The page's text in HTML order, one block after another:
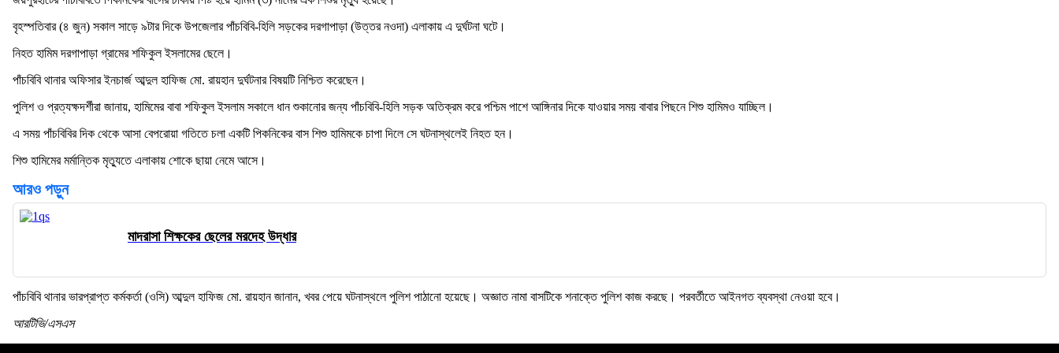
বৃহস্পতিবার (৪ জুন) সকাল সাড়ে ৯টার দিকে উপজেলার পাঁচবিবি-হিলি সড়কের দরগাপাড়া (উত্তর নওদা) এলাকায় এ দুর্ঘটনা ঘটে।
নিহত হামিম দরগাপাড়া গ্রামের শফিকুল ইসলামের ছেলে।
পাঁচবিবি থানার অফিসার ইনচার্জ আব্দুল হাফিজ মো. রায়হান দুর্ঘটনার বিষয়টি নিশ্চিত করেছেন।
পুলিশ ও প্রত্যক্ষদর্শীরা জানায়, হামিমের বাবা শফিকুল ইসলাম সকালে ধান শুকানোর জন্য পাঁচবিবি-হিলি সড়ক অতিক্রম করে পশ্চিম পাশে আঙ্গিনার দিকে যাওয়ার সময় বাবার পিছনে শিশু হামিমও যাচ্ছিল।
এ সময় পাঁচবিবির দিক থেকে আসা বেপরোয়া গতিতে চলা একটি পিকনিকের বাস শিশু হামিমকে চাপা দিলে সে ঘটনাস্থলেই নিহত হন।
শিশু হামিমের মর্মান্তিক মৃত্যুতে এলাকায় শোকে ছায়া নেমে আসে।
আরও পড়ুন
মাদরাসা শিক্ষকের ছেলের মরদেহ উদ্ধার
পাঁচবিবি থানার ভারপ্রাপ্ত কর্মকর্তা (ওসি) আব্দুল হাফিজ মো. রায়হান জানান, খবর পেয়ে ঘটনাস্থলে পুলিশ পাঠানো হয়েছে। অজ্ঞাত নামা বাসটিকে শনাক্তে পুলিশ কাজ করছে। পরবর্তীতে আইনগত ব্যবস্থা নেওয়া হবে।
আরটিভি/এসএস